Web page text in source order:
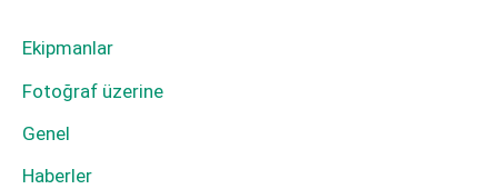
Ekipmanlar
Fotoğraf üzerine
Genel
Haberler